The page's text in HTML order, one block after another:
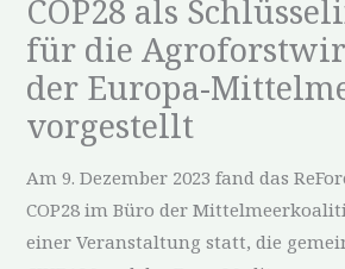
COP28 als
für die
der Europa-
vorgestellt
Am 9. Dezember 2023 fand das
COP28 im Büro der
einer Veranstaltung statt, die